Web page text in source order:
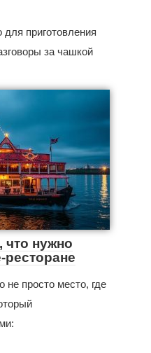
приготовления
за чашкой
что нужно
ресторане
не просто место, где